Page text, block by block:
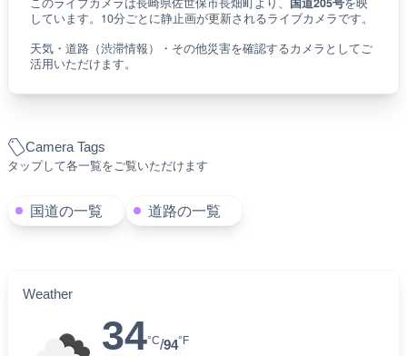
Camera Tags
タップして各一覧をご覧いただけます
国道の一覧 道路の一覧
Weather
34°C/94°F
しています。10分ごとに静止画が更新されるライブカメラです。
天気・道路（渋滞情報）・その他災害を確認するカメラとしてご
活用いただけます。